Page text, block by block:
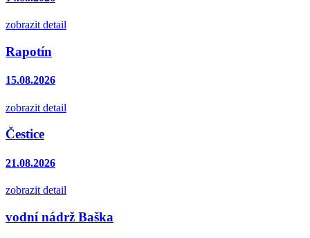
zobrazit detail
Rapotín
15.08.2026
zobrazit detail
Čestice
21.08.2026
zobrazit detail
vodní nádrž Baška